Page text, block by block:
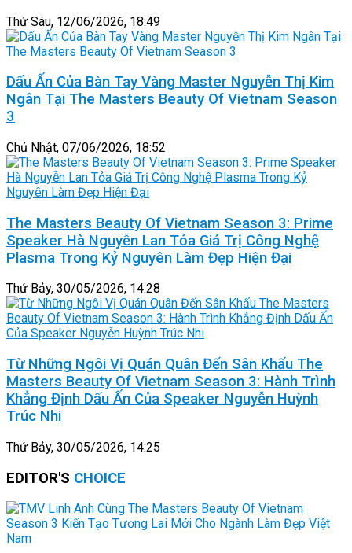
Thứ Sáu, 12/06/2026, 18:49
Dấu Ấn Của Bàn Tay Vàng Master Nguyễn Thị Kim
Ngân Tại The Masters Beauty Of Vietnam Season
3
Chủ Nhật, 07/06/2026, 18:52
The Masters Beauty Of Vietnam Season 3: Prime
Speaker Hà Nguyễn Lan Tỏa Giá Trị Công Nghệ
Plasma Trong Kỷ Nguyên Làm Đẹp Hiện Đại
Thứ Bảy, 30/05/2026, 14:28
Từ Những Ngôi Vị Quán Quân Đến Sân Khấu The
Masters Beauty Of Vietnam Season 3: Hành Trình
Khẳng Định Dấu Ấn Của Speaker Nguyễn Huỳnh
Trúc Nhi
Thứ Bảy, 30/05/2026, 14:25
EDITOR'S CHOICE